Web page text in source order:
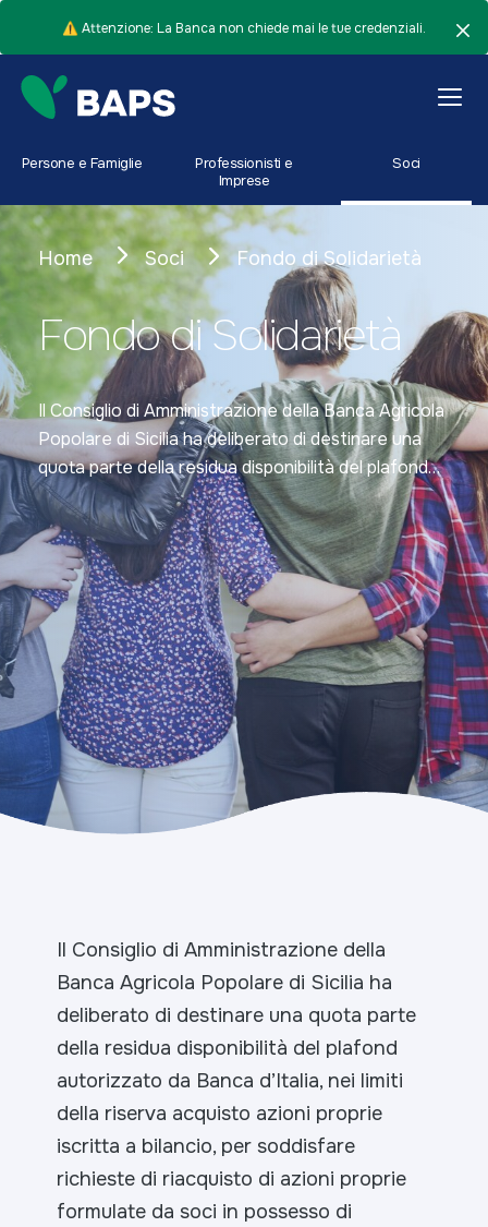
⚠️ Attenzione: La Banca non chiede mai le tue credenziali.
Persone e Famiglie
Professionisti e
Imprese
Soci
Home Soci Fondo di Solidarietà
Fondo di Solidarietà
Il Consiglio di Amministrazione della Banca Agricola
Popolare di Sicilia ha deliberato di destinare una
quota parte della residua disponibilità del plafond
autorizzato da Banca d’Italia.
Il Consiglio di Amministrazione della
Banca Agricola Popolare di Sicilia ha
deliberato di destinare una quota parte
della residua disponibilità del plafond
autorizzato da Banca d’Italia, nei limiti
della riserva acquisto azioni proprie
iscritta a bilancio, per soddisfare
richieste di riacquisto di azioni proprie
formulate da soci in possesso di